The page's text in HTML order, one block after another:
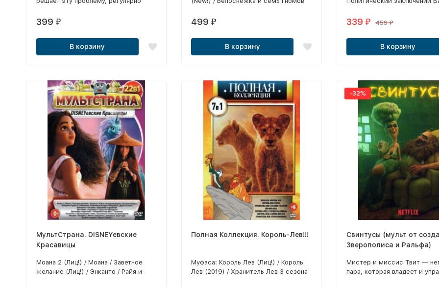
399 ₽
В корзину
Белоснежки / Новая история
волшебное зеркало / Рождество с
Белоснежкой / Белоснежка и семь
гномов (1995) / Золушка и тайна
Золушка 2: Мечты сбываются /
Золушка 3: Злые чары / Новые
приключения Золушки / Золушка
(СССР) / Золушка
499₽
В корзину
с Луисом Молиной.
339 ₽ 459₽
В корзину
МультСтрана. DISNEYевские
Красавицы
Моана 2 (Лиц!) / Моана / Заветное
желание (Лиц!) / Энканто / Райя и
Полная Коллекция. Король-Лев!!!
Муфаса: Король Лев (Лиц!) / Король
Лев (2019) / Хранитель Лев 3 сезона
-32%
Свинтусы (мульт от
Зверополиса и Ральфа)
Мистер и миссис Твит —
пара, которая владеет и